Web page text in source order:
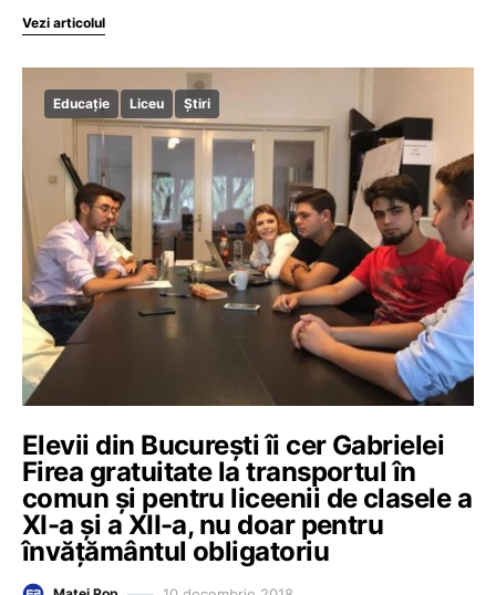
Vezi articolul
Educație Liceu Știri
Elevii din București îi cer Gabrielei
Firea gratuitate la transportul în
comun și pentru liceenii de clasele a
XI-a și a XII-a, nu doar pentru
învățământul obligatoriu